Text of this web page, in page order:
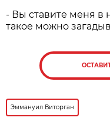
- Вы ставите меня в
такое можно
Эммануил Виторган